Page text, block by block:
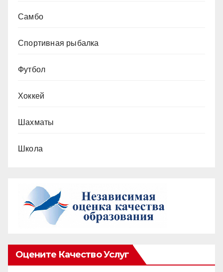
Самбо
Спортивная рыбалка
Футбол
Хоккей
Шахматы
Школа
Оцените Качество Услуг